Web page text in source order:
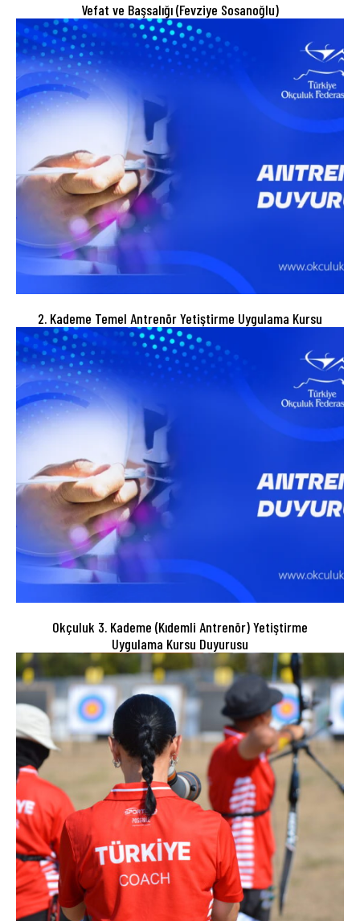
Vefat ve Başsalığı (Fevziye Sosanoğlu)
2. Kademe Temel Antrenör Yetiştirme Uygulama Kursu
Okçuluk 3. Kademe (Kıdemli Antrenör) Yetiştirme
Uygulama Kursu Duyurusu